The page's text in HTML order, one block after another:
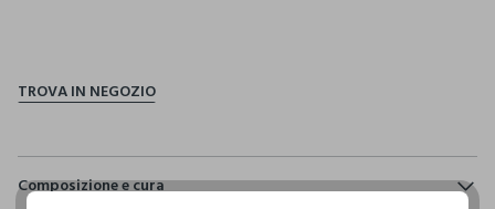
Composizione e cura